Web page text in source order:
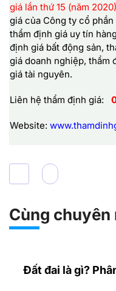
giá lần thứ 15 (năm 2020)
giá của Công ty cổ
thẩm định giá uy tín
định giá bất động sản,
giá doanh nghiệp, thẩm
giá tài nguyên.
Liên hệ thẩm định giá:
Website:
Cùng chuyên
Đất đai là gì?